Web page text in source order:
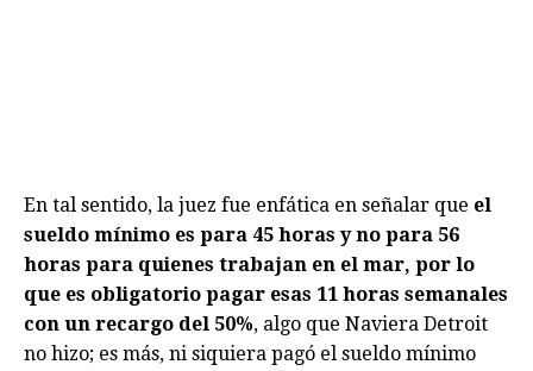
En tal sentido, la juez fue enfática en señalar que el
sueldo mínimo es para 45 horas y no para 56
horas para quienes trabajan en el mar, por lo
que es obligatorio pagar esas 11 horas semanales
con un recargo del 50%, algo que Naviera Detroit
no hizo; es más, ni siquiera pagó el sueldo mínimo